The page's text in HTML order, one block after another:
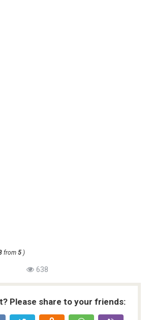
from 5 )
638
Please share to your friends: